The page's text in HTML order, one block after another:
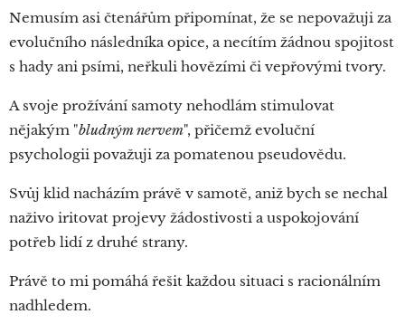
Nemusím asi čtenářům připomínat, že se nepovažuji za
evolučního následníka opice, a necítím žádnou spojitost
s hady ani psími, neřkuli hovězími či vepřovými tvory.
A svoje prožívání samoty nehodlám stimulovat
nějakým "bludným nervem", přičemž evoluční
psychologii považuji za pomatenou pseudovědu.
Svůj klid nacházím právě v samotě, aniž bych se nechal
naživo iritovat projevy žádostivosti a uspokojování
potřeb lidí z druhé strany.
Právě to mi pomáhá řešit každou situaci s racionálním
nadhledem.